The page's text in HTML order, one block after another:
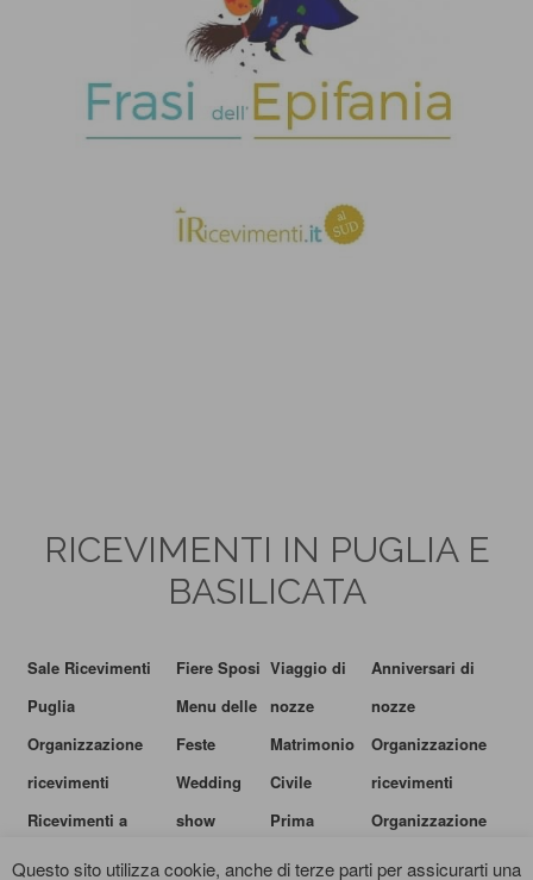
RICEVIMENTI IN PUGLIA E
BASILICATA
Sale Ricevimenti
Puglia
Organizzazione
ricevimenti
Ricevimenti a
Fiere Sposi
Menu delle
Feste
Wedding
show
Viaggio di
nozze
Matrimonio
Civile
Prima
Comunione
Anniversari di
nozze
Organizzazione
ricevimenti
Organizzazione
matrimonio
Questo sito utilizza cookie, anche di terze parti per assicurarti una